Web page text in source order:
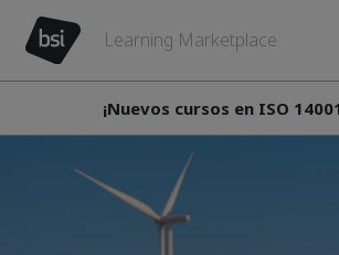
Learning Marketplace
¡Nuevos cursos en ISO